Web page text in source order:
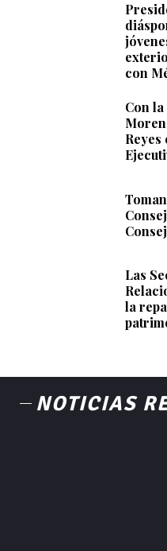
con
Con
Las
la
NOTICIAS